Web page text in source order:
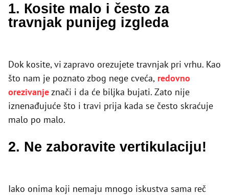
1. Кosite malo i često za
travnjak punijeg izgleda
Dok kosite, vi zapravo orezujete travnjak pri vrhu. Kao
što nam je poznato zbog nege cveća, redovno
orezivanjeznači i da će biljka bujati. Zato nije
iznenađujuće što i travi prija kada se često skraćuje
malo po malo.
2. Ne zaboravite vertikulaciju!
Iako onima koji nemaju mnogo iskustva sama reč